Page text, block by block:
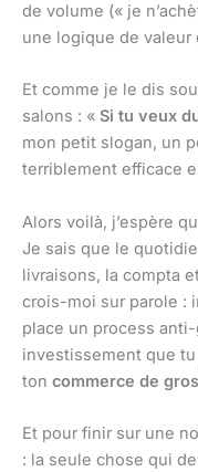
de volume (« je
une logique de valeur
Et comme je le dis
salons : « Si tu veux
mon petit slogan, un
terriblement efficace
Alors voilà, j’espère
Je sais que le
livraisons, la compta
crois-moi sur parole :
place un process
investissement que
ton commerce de gros
Et pour finir sur une
: la seule chose qui